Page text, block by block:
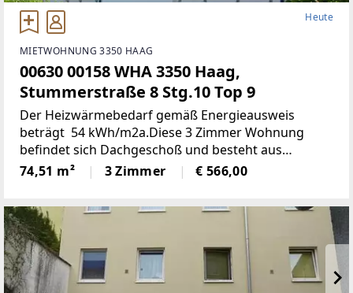
Heute
MIETWOHNUNG 3350 HAAG
00630 00158 WHA 3350 Haag,
Stummerstraße 8 Stg.10 Top 9
Der Heizwärmebedarf gemäß Energieausweis
beträgt 54 kWh/m2a.Diese 3 Zimmer Wohnung
befindet sich Dachgeschoß und besteht aus
folgenden Räumen:Küche, Wohnzimmer,
Schlafzimmer, Kinderzimmer, Bad, WC, Vorraum, und
74,51 m² 3 Zimmer € 566,00